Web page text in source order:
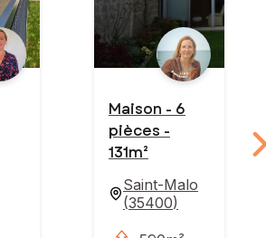
Maison - 6
pièces -
131m²
Saint-Malo
(35400)